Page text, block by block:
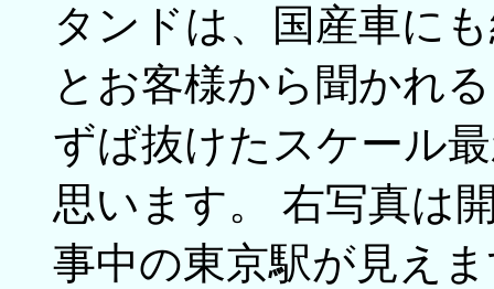
タンドは、国産車に
とお客様から聞かれ
ずば抜けたスケール
思います。 右写真は
事中の東京駅が見え